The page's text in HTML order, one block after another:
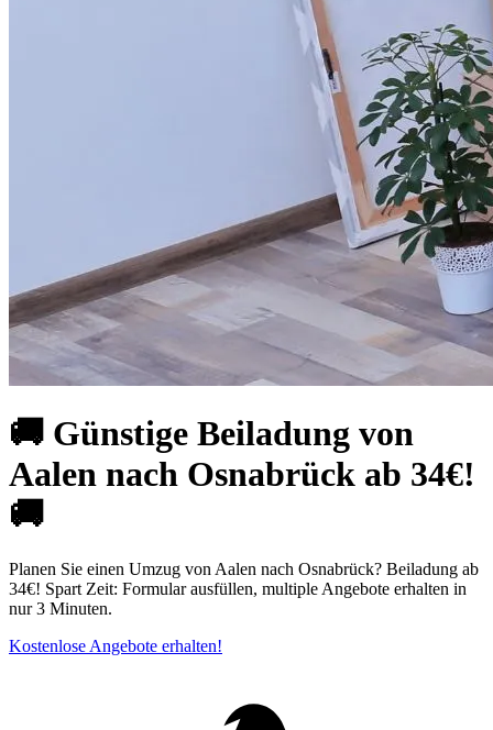
🚚 Günstige Beiladung von
Aalen nach Osnabrück ab 34€!
🚚
Planen Sie einen Umzug von Aalen nach Osnabrück? Beiladung ab
34€! Spart Zeit: Formular ausfüllen, multiple Angebote erhalten in
nur 3 Minuten.
Kostenlose Angebote erhalten!